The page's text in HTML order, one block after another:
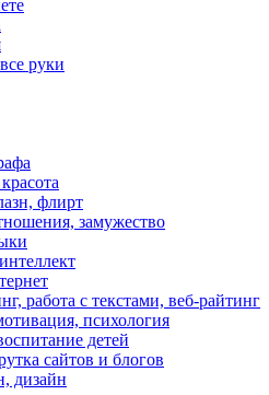
руки
флирт
замужество
работа с текстами, веб-райтинг
психология
детей
сайтов и блогов
дизайн